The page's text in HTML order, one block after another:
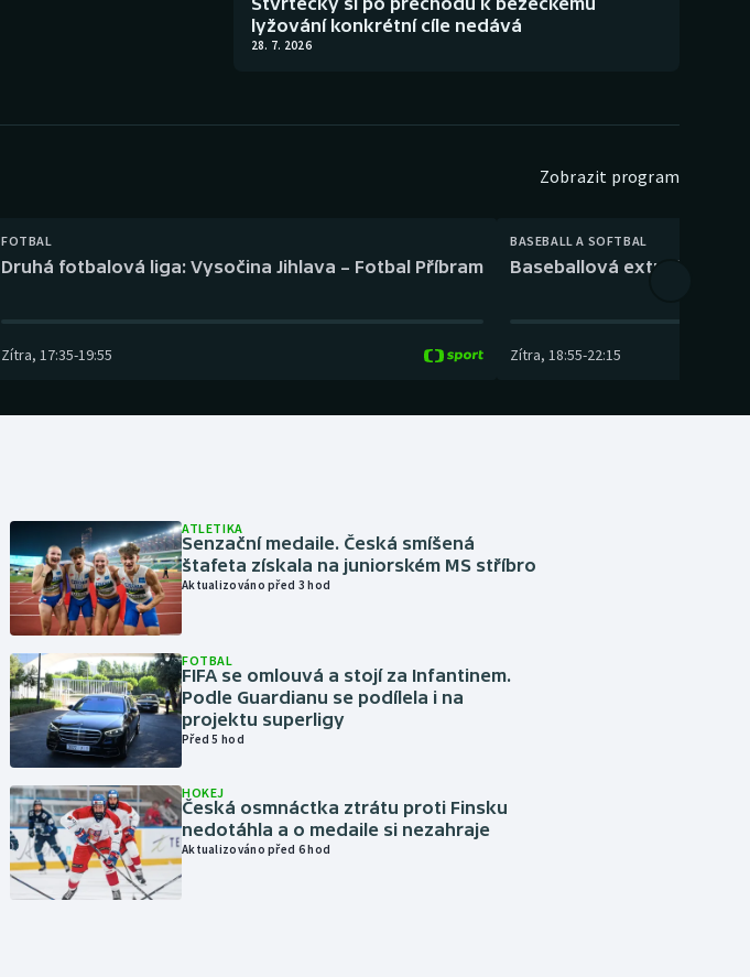
lyžování konkrétní cíle nedává
28. 7. 2026
Zobrazit program
FOTBAL
Druhá fotbalová liga: Vysočina Jihlava – Fotbal Příbram
Zítra, 17:35-19:55
BASEBALL A SOFTBAL
Baseballová extraliga:
Zítra, 18:55-22:15
ATLETIKA
Senzační medaile. Česká smíšená
štafeta získala na juniorském MS stříbro
Aktualizováno před 3 hod
FOTBAL
FIFA se omlouvá a stojí za Infantinem.
Podle Guardianu se podílela i na
projektu superligy
Před 5 hod
HOKEJ
Česká osmnáctka ztrátu proti Finsku
nedotáhla a o medaile si nezahraje
Aktualizováno před 6 hod